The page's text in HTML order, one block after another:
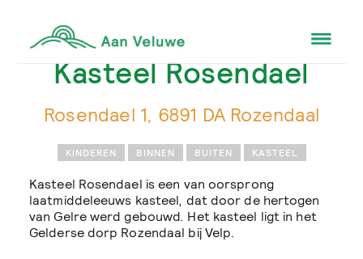
Kasteel Rosendael
Rosendael 1, 6891 DA Rozendaal
KINDEREN BINNEN BUITEN KASTEEL
Kasteel Rosendael is een van oorsprong
laatmiddeleeuws kasteel, dat door de hertogen
van Gelre werd gebouwd. Het kasteel ligt in het
Gelderse dorp Rozendaal bij Velp.